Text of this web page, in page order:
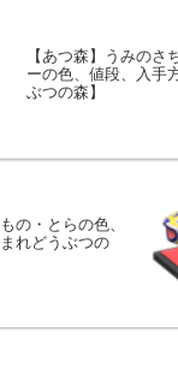
【あつ森】うみのさ
ーの色、値段、入手
ぶつの森】
の・とらの色、
れどうぶつの